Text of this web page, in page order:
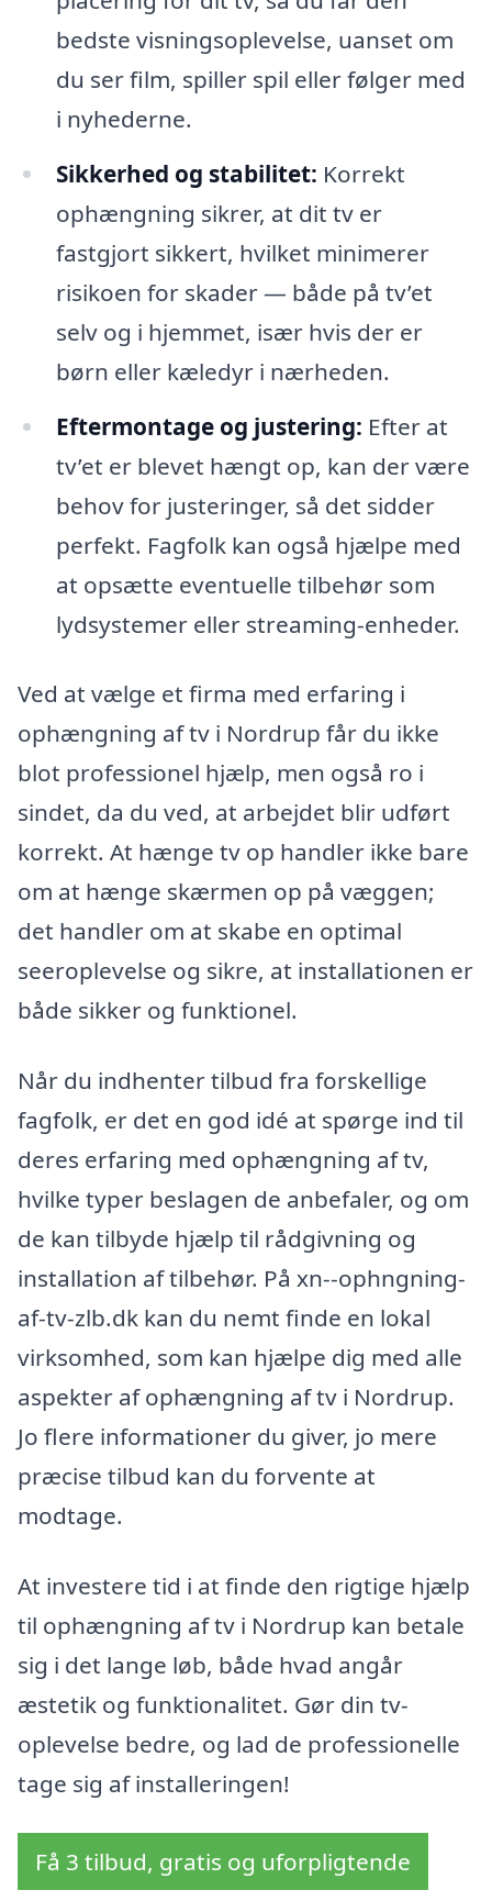
bedste visningsoplevelse, uanset om
du ser film, spiller spil eller følger med
i nyhederne.
Sikkerhed og stabilitet: Korrekt
ophængning sikrer, at dit tv er
fastgjort sikkert, hvilket minimerer
risikoen for skader — både på tv’et
selv og i hjemmet, især hvis der er
børn eller kæledyr i nærheden.
Eftermontage og justering: Efter at
tv’et er blevet hængt op, kan der være
behov for justeringer, så det sidder
perfekt. Fagfolk kan også hjælpe med
at opsætte eventuelle tilbehør som
lydsystemer eller streaming-enheder.
Ved at vælge et firma med erfaring i
ophængning af tv i Nordrup får du ikke
blot professionel hjælp, men også ro i
sindet, da du ved, at arbejdet blir udført
korrekt. At hænge tv op handler ikke bare
om at hænge skærmen op på væggen;
det handler om at skabe en optimal
seeroplevelse og sikre, at installationen er
både sikker og funktionel.
Når du indhenter tilbud fra forskellige
fagfolk, er det en god idé at spørge ind til
deres erfaring med ophængning af tv,
hvilke typer beslagen de anbefaler, og om
de kan tilbyde hjælp til rådgivning og
installation af tilbehør. På xn--ophngning-
af-tv-zlb.dk kan du nemt finde en lokal
virksomhed, som kan hjælpe dig med alle
aspekter af ophængning af tv i Nordrup.
Jo flere informationer du giver, jo mere
præcise tilbud kan du forvente at
modtage.
At investere tid i at finde den rigtige hjælp
til ophængning af tv i Nordrup kan betale
sig i det lange løb, både hvad angår
æstetik og funktionalitet. Gør din tv-
oplevelse bedre, og lad de professionelle
tage sig af installeringen!
Få 3 tilbud, gratis og uforpligtende